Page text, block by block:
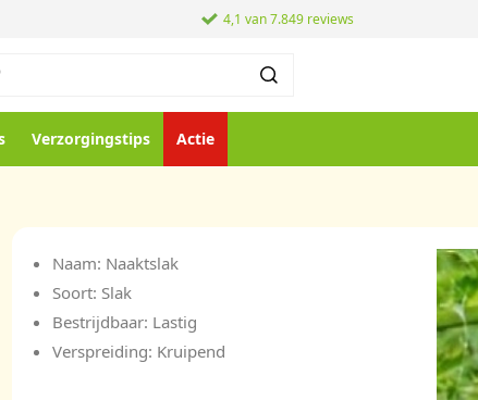
4,1 van 7.849 reviews
Verzorgingstips Actie
Naam: Naaktslak
Soort: Slak
Bestrijdbaar: Lastig
Verspreiding: Kruipend